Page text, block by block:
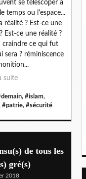
se télescoper à
temps ou l'espace...
réalité ? Est-ce une
Est-ce une réalité ?
craindre ce qui fut
sera ? réminiscence
suite
, #islam,
#patrie, #sécurité
de tous les
gré(s)
2018